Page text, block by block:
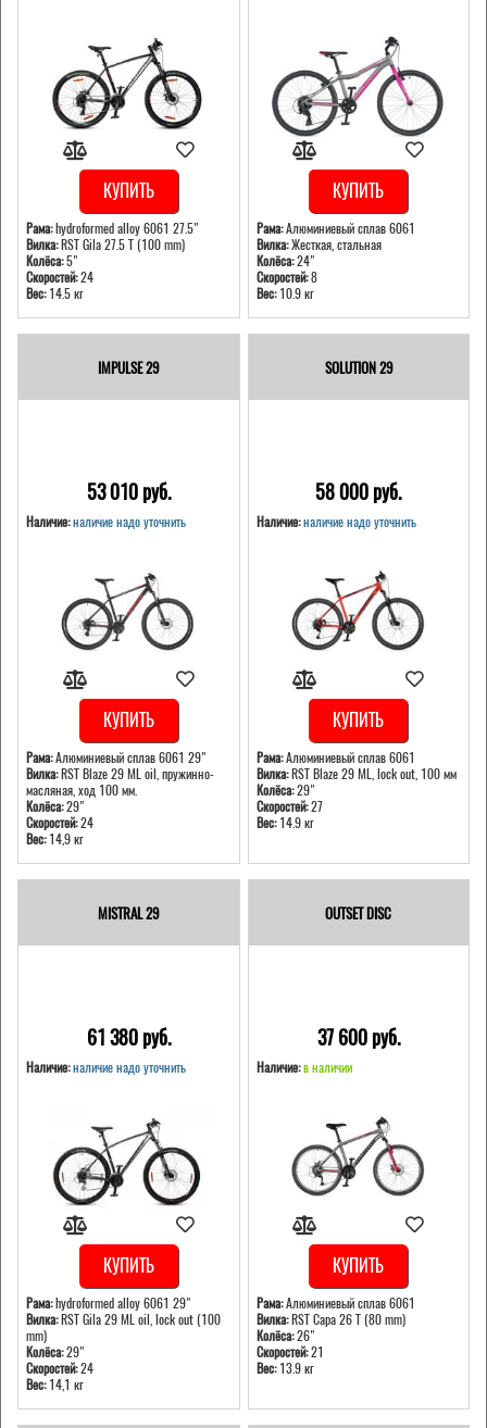
КУПИТЬ
Рама:hydroformed alloy 6061 27.5"
Вилка:RST Gila 27.5 T (100 mm)
Колёса:5"
Скоростей:24
Вес:14.5 кг
КУПИТЬ
Рама:Алюминиевый сплав 6061
Вилка:Жесткая, стальная
Колёса:24"
Скоростей:8
Вес:10.9 кг
IMPULSE 29
53 010 pуб.
Наличие:наличие надо уточнить
КУПИТЬ
Рама:Алюминиевый сплав 6061 29"
Вилка:RST Blaze 29 ML oil, пружинно-
масляная, ход 100 мм.
Колёса:29"
Скоростей:24
Вес:14,9 кг
SOLUTION 29
58 000 pуб.
Наличие: наличие надо уточнить
КУПИТЬ
Рама:Алюминиевый сплав 6061
Вилка:RST Blaze 29 ML, lock out, 100 мм
Колёса:29"
Скоростей:27
Вес:14.9 кг
MISTRAL 29
61 380 pуб.
Наличие:наличие надо уточнить
КУПИТЬ
Рама:hydroformed alloy 6061 29"
Вилка:RST Gila 29 ML oil, lock out (100
mm)
Колёса:29"
Скоростей:24
Вес:14,1 кг
OUTSET DISC
37 600 pуб.
Наличие: в наличии
КУПИТЬ
Рама:Алюминиевый сплав 6061
Вилка:RST Capa 26 T (80 mm)
Колёса:26"
Скоростей:21
Вес:13.9 кг